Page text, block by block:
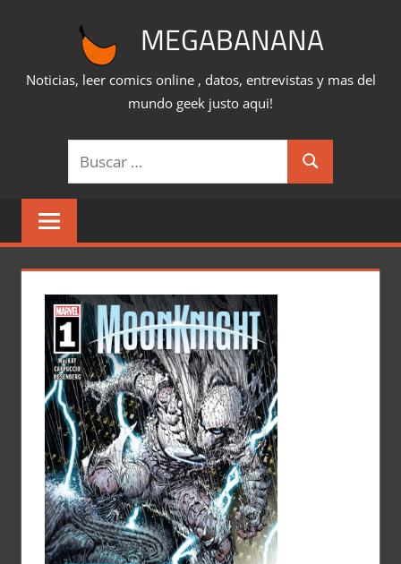
MEGABANANA
Noticias, leer comics online , datos, entrevistas y mas del
mundo geek justo aqui!
Buscar:
Buscar